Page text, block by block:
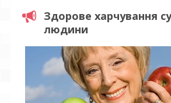
Здорове харчування
людини